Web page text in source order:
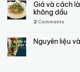
Giá và cách
không dầu
2 Comments
Nguyên liệu